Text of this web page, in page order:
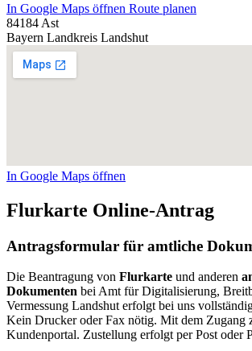
In Google Maps öffnen Route planen
84184 Ast
Bayern Landkreis Landshut
In Google Maps öffnen
Flurkarte Online-Antrag
Antragsformular für amtliche
Die Beantragung von Flurkarte und anderen
Dokumenten bei Amt für Digitalisierung,
Vermessung Landshut erfolgt bei uns
Kein Drucker oder Fax nötig. Mit dem Zugang
Kundenportal. Zustellung erfolgt per Post oder